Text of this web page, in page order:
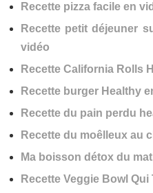
Recette pizza facile en
Recette petit déjeuner
vidéo
Recette California Rolls
Recette burger Healthy
Recette du pain perdu
Recette du moêlleux au
Ma boisson détox du
Recette Veggie Bowl Qui